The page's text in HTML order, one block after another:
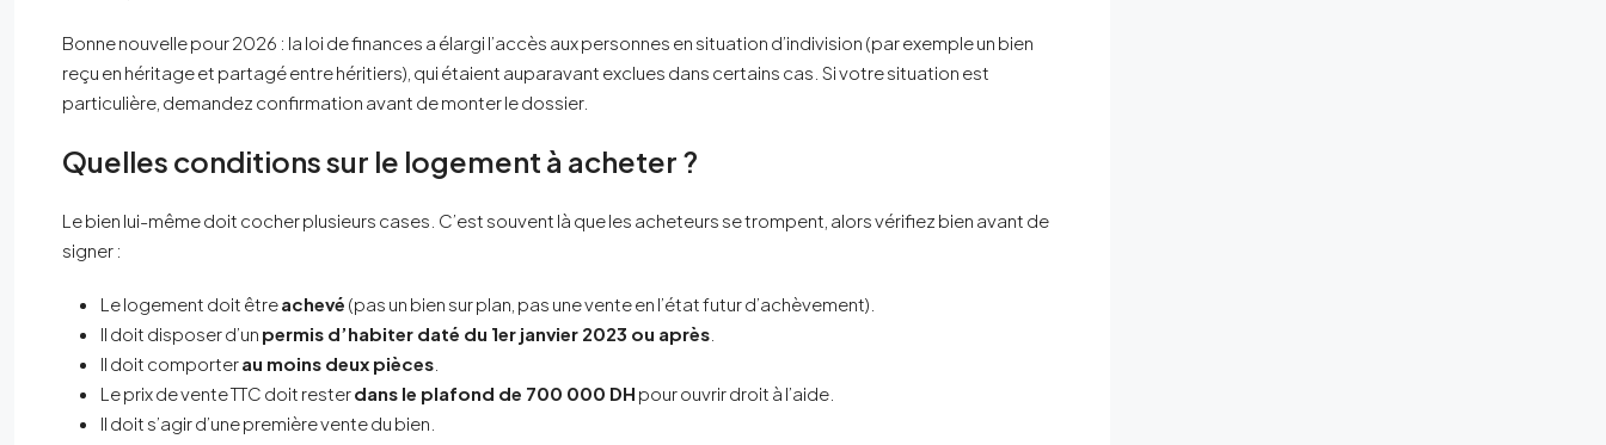
Bonne nouvelle pour 2026 : la loi de finances a élargi l’accès aux personnes en situation d’indivision (par exemple un bien
reçu en héritage et partagé entre héritiers), qui étaient auparavant exclues dans certains cas. Si votre situation est
particulière, demandez confirmation avant de monter le dossier.
Quelles conditions sur le logement à acheter ?
Le bien lui-même doit cocher plusieurs cases. C’est souvent là que les acheteurs se trompent, alors vérifiez bien avant de
signer :
Le logement doit êtreachevé (pas un bien sur plan, pas une vente en l’état futur d’achèvement).
Il doit disposer d’un permis d’habiter daté du 1er janvier 2023 ou après
Il doit comporterau moins deux pièces
Le prix de vente TTC doit resterdans le plafond de 700 000 DH pour ouvrir droit à l’aide.
Il doit s’agir d’une première vente du bien.